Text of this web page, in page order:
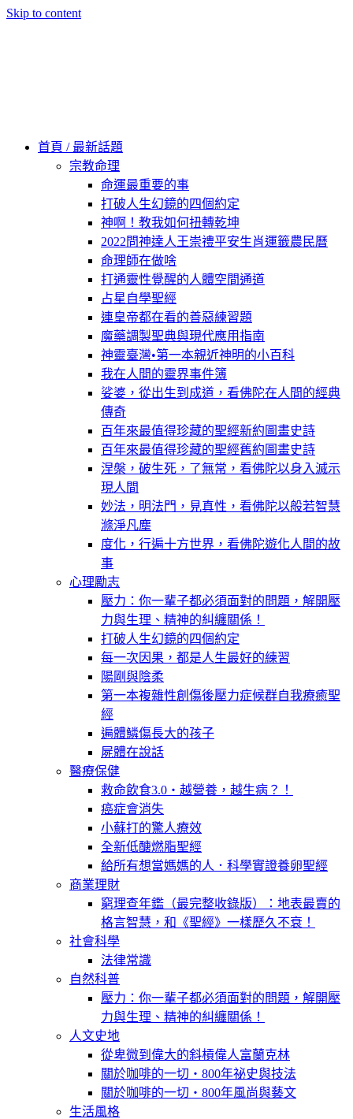
Skip to content
首頁 / 最新話題
宗教命理
命運最重要的事
打破人生幻鏡的四個約定
神啊！教我如何扭轉乾坤
2022問神達人王崇禮平安生肖運籤農民曆
命理師在做啥
打通靈性覺醒的人體空間通道
占星自學聖經
連皇帝都在看的善惡練習題
魔藥調製聖典與現代應用指南
神靈臺灣•第一本親近神明的小百科
我在人間的靈界事件簿
娑婆，從出生到成道，看佛陀在人間的經典
傳奇
百年來最值得珍藏的聖經新約圖畫史詩
百年來最值得珍藏的聖經舊約圖畫史詩
涅槃，破生死，了無常，看佛陀以身入滅示
現人間
妙法，明法門，見真性，看佛陀以般若智慧
滌淨凡塵
度化，行遍十方世界，看佛陀遊化人間的故
事
心理勵志
壓力：你一輩子都必須面對的問題，解開壓
力與生理、精神的糾纏關係！
打破人生幻鏡的四個約定
每一次因果，都是人生最好的練習
陽剛與陰柔
第一本複雜性創傷後壓力症候群自我療癒聖
經
遍體鱗傷長大的孩子
屍體在說話
醫療保健
救命飲食3.0‧越營養，越生病？！
癌症會消失
小蘇打的驚人療效
全新低醣燃脂聖經
給所有想當媽媽的人．科學實證養卵聖經
商業理財
窮理查年鑑（最完整收錄版）：地表最賣的
格言智慧，和《聖經》一樣歷久不衰！
社會科學
法律常識
自然科普
壓力：你一輩子都必須面對的問題，解開壓
力與生理、精神的糾纏關係！
人文史地
從卑微到偉大的斜槓偉人富蘭克林
關於咖啡的一切‧800年祕史與技法
關於咖啡的一切‧800年風尚與藝文
生活風格